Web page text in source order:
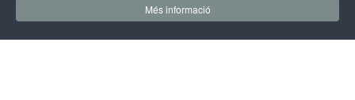
Més informació